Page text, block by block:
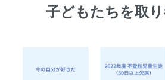
子どもたちを取